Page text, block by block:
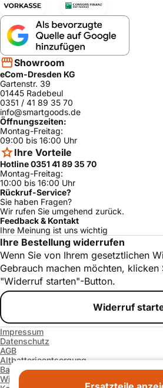
Showroom
eCom-Dresden KG
Gartenstr. 39
01445 Radebeul
0351 / 41 89 35 70
info@smartgoods.de
Öffnungszeiten:
Montag-Freitag:
09:00 bis 16:00 Uhr
Ihre Vorteile
Hotline 0351 41 89 35 70
Montag-Freitag:
10:00 bis 16:00 Uhr
Rückruf-Service?
Sie haben Fragen?
Wir rufen Sie umgehend zurück.
Feedback & Kontakt
Ihre Meinung ist uns wichtig
Ihre Bestellung widerrufen
Wenn Sie von Ihrem gesetztlichen
Gebrauch machen möchten,
"Widerruf starten"-Button.
Widerruf
Impressum
Datenschutz
AGB
Altbatterieentsorgung
Barrierefreiheitserklärung
Widerrufsrecht und -formular